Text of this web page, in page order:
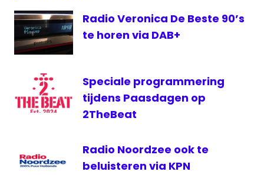
etherfrequenties
Minister
Kamp
Radio Veronica De Beste 90’s
te horen via DAB+
Speciale programmering
tijdens Paasdagen op
2TheBeat
Radio Noordzee ook te
beluisteren via KPN